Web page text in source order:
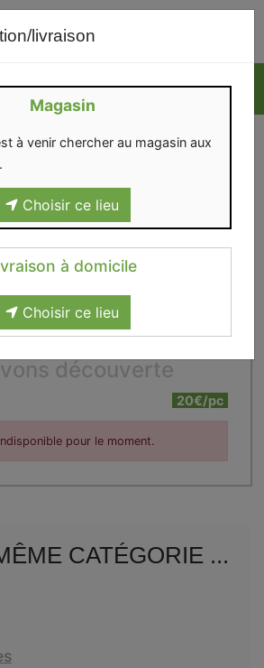
livraison
Magasin
à venir chercher au magasin aux
Choisir ce lieu
à domicile
Choisir ce lieu
découverte
20€/pc
pour le moment.
CATÉGORIE ...